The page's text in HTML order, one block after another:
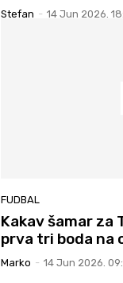
Stefan - 14 Jun 2026.
FUDBAL
Kakav šamar za
prva tri boda na
Marko - 14 Jun 2026.